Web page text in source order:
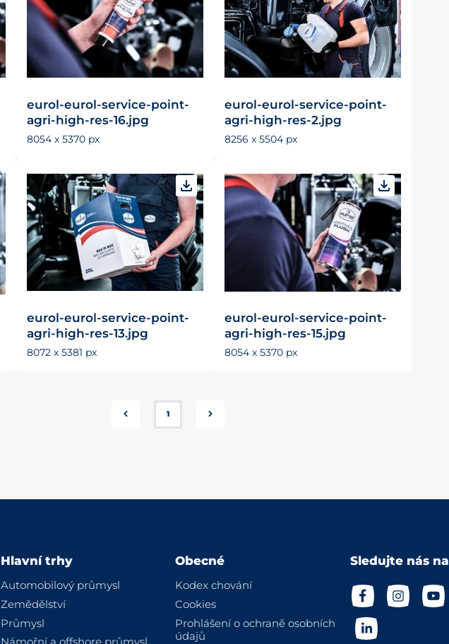
eurol-eurol-service-point-
agri-high-res-16.jpg
8054 x 5370 px
eurol-eurol-service-point-
agri-high-res-2.jpg
8256 x 5504 px
eurol-eurol-service-point-
agri-high-res-13.jpg
8072 x 5381 px
eurol-eurol-service-point-
agri-high-res-15.jpg
8054 x 5370 px
1
Hlavní trhy
Automobilový průmysl
Zemědělství
Průmysl
Obecné
Kodex chování
Cookies
Prohlášení o ochraně osobních
údajů
Sledujte nás na